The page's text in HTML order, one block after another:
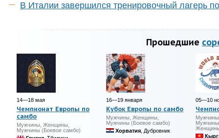
В Италии завершился тренировочный лагерь
Прошедшие
14—18 мая
Чемпионат Европы по
самбо
Мужчины, Женщины,
Мужчины (Боевое самбо)
16—19 января
Кубок Европы по самбо
Мужчины, Женщины,
Мужчины (Боевое самбо)
Хорватия , Дубровник
05—10